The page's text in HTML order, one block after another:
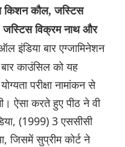
कौल, जस्टिस
विक्रम नाथ और
इं‌डिया बार एग्जामिनेशन
काउंसिल को यह
परीक्षा नामांकन से
ऐसा करते हुए पीठ ने वी
(1999) 3 एससीसी
जिसमें सुप्रीम कोर्ट ने